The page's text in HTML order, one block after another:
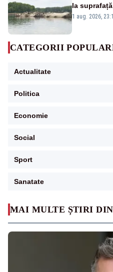
MAI MULTE ȘTIRI DIN
la
război
1 aug. 2026,
CATEGORII
Actualitate
Politica
Economie
Social
Sport
Sanatate